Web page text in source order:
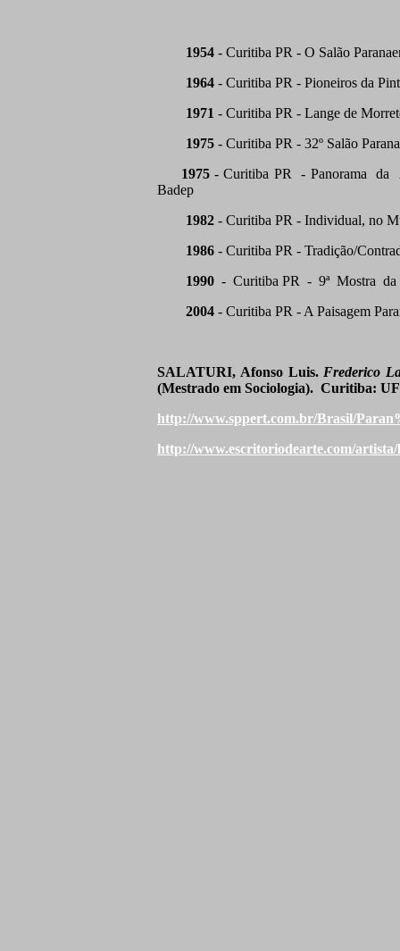
1954 - Curitiba PR - O Salão
1964 - Curitiba PR - Pioneiros da
1971 - Curitiba PR - Lange de
1975 - Curitiba PR - 32º Salão
1975- Curitiba PR - Panorama da
Badep
1982 - Curitiba PR - Individual, no
1986 - Curitiba PR - Tradição/
1990 - Curitiba PR - 9ª Mostra da
2004 - Curitiba PR - A Paisagem
SALATURI, Afonso Luis. Frederico
(Mestrado em Sociologia). Curitiba:
http://www.sppert.com.br/Brasil/
http://www.escritoriodearte.com/artista/